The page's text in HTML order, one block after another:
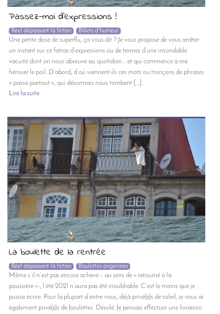
Passez-moi d’expressions !
Réel dépassant la fiction Billets d'humeur
Une petite dose de superflu, ça vous dit ? Je vous propose de vous arrêter
un instant sur ce fatras d’expressions ou de termes d’une insondable
vacuité dont on nous abreuve au quotidien… et qui commence à me
hérisser le poil. D’abord, d’où viennent-ils ces mots ou tronçons de phrases
« passe-partout », qui désormais nous tombent […]...
Lire la suite
La boulette de la rentrée
Réel dépassant la fiction Boulettes angevines
Même s’il n’est pas encore achevé – au sens de « retourné à la
poussière »-, l’été 2021 n’aura pas été inoubliable. C’est le moins que je
puisse écrire. Pour la plupart d’entre vous, déjà privé(e)s de soleil, je vous ai
également privé(e)s de boulettes. Désolé. Je pensais effectuer une livraison